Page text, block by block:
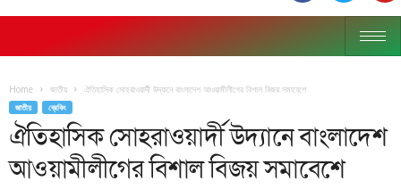
Home জাতীয় ঐতিহাসিক সোহরাওয়ার্দী উদ্যানে বাংলাদেশ আওয়ামীলীগের বিশাল বিজয় সমাবেশে
জাতীয় ব্রেকিং
ঐতিহাসিক সোহরাওয়ার্দী উদ্যানে বাংলাদেশ
আওয়ামীলীগের বিশাল বিজয় সমাবেশে